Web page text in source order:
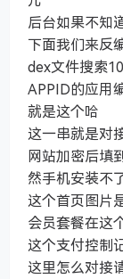
后台如果不知
下面我们来反
dex文件搜索
APPID的应用
就是这个哈
这一串就是对
网站加密后填
然手机安装不
这个首页图片
会员套餐在这
这个支付控制
这里怎么对接